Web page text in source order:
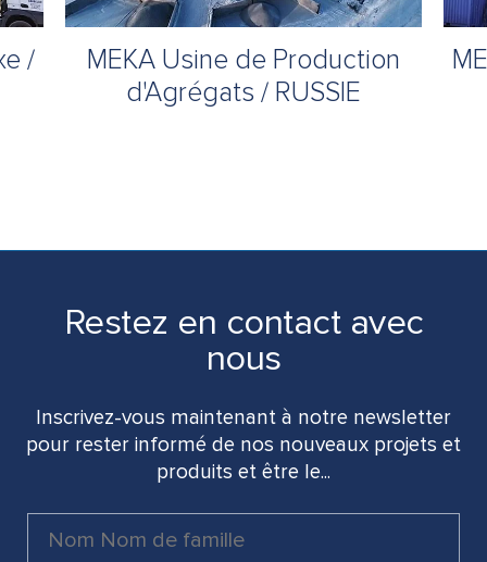
/
MEKA Usine de Production
d'Agrégats / RUSSIE
Restez en contact avec
nous
Inscrivez-vous maintenant à notre newsletter
pour rester informé de nos nouveaux projets et
produits et être le...